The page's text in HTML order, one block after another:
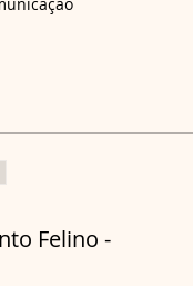
Felino -